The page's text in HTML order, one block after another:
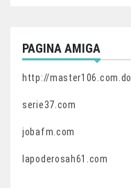
PAGINA AMIGA
http://master106.com.do
serie37.com
jobafm.com
lapoderosah61.com